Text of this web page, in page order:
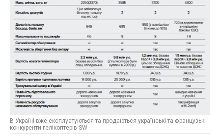
В Україні вже експлуатуються та продаються українські та французькі
конкуренти гелікоптерів SW